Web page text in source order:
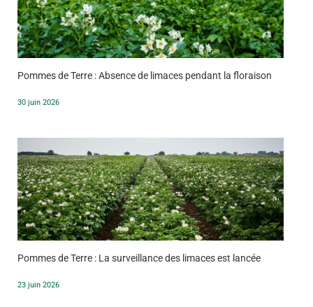
Pommes de Terre : Absence de limaces pendant la floraison
30 juin 2026
Pommes de Terre : La surveillance des limaces est lancée
23 juin 2026